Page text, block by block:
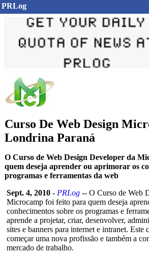
PRLog
Curso De Web Design
Londrina Paraná
O Curso de Web Design Developer da
quem deseja aprender ou aprimorar os
programas e ferramentas da web
Sept. 4, 2010 - PRLog -- O Curso de Web
Microcamp foi feito para quem deseja
conhecimentos sobre os programas e
aprende a projetar, criar, desenvolver,
sites e banners para internet e intranet. Este
começar uma nova profissão e também a
mercado de trabalho.